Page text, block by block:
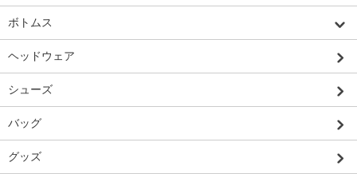
ボトムス
ヘッドウェア
シューズ
バッグ
グッズ